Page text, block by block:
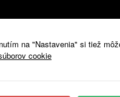
zapínaná na zips, vyrobená
na suchý zips
Veľkosti: S-XXXL.
na "Nastavenia" si tiež
cookie